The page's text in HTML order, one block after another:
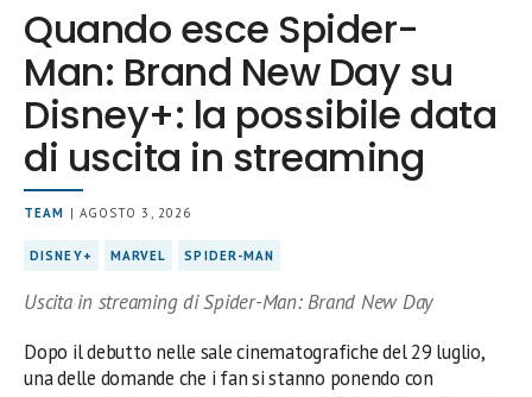
Quando esce Spider-
Man: Brand New Day su
Disney+: la possibile data
di uscita in streaming
TEAM | AGOSTO 3, 2026
DISNEY+ MARVEL SPIDER-MAN
Uscita in streaming di Spider-Man: Brand New Day
Dopo il debutto nelle sale cinematografiche del 29 luglio,
una delle domande che i fan si stanno ponendo con